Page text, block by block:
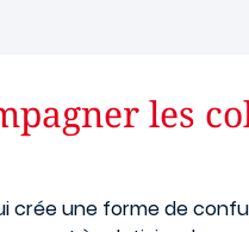
les
crée une forme de